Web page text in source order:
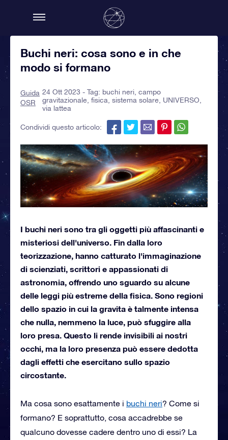
Buchi neri: cosa sono e in che
modo si formano
Guida
OSR
24 Ott 2023 - Tag: buchi neri ,campo
gravitazionale ,fisica ,sistema solare UNIVERSO
via lattea
Condividi questo articolo:
I buchi neri sono tra gli oggetti più affascinanti e
misteriosi dell'universo. Fin dalla loro
teorizzazione, hanno catturato l'immaginazione
di scienziati, scrittori e appassionati di
astronomia, offrendo uno sguardo su alcune
delle leggi più estreme della fisica. Sono regioni
dello spazio in cui la gravita è talmente intensa
che nulla, nemmeno la luce, può sfuggire alla
loro presa. Questo li rende invisibili ai nostri
occhi, ma la loro presenza può essere dedotta
dagli effetti che esercitano sullo spazio
circostante.
Ma cosa sono esattamente i buchi neri? Come si
formano? E soprattutto, cosa accadrebbe se
qualcuno dovesse cadere dentro uno di essi? La